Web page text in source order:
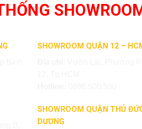
SHOWROOM QUẬN 12 –
SHOWROOM QUẬN THỦ
DƯƠNG